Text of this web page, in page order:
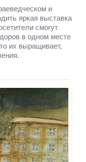
и
яркая выставка
смогут
в одном месте
их выращивает,